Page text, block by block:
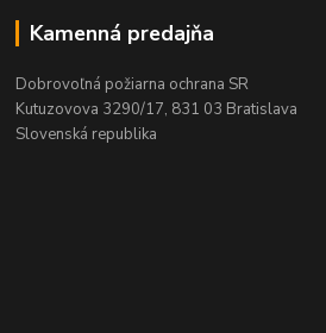
Kamenná predajňa
Dobrovoľná požiarna ochrana SR
Kutuzovova 3290/17, 831 03 Bratislava
Slovenská republika